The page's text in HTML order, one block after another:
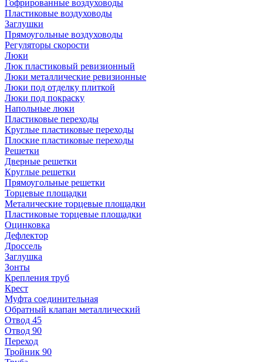
Гофрированные воздуховоды
Пластиковые воздуховоды
Заглушки
Прямоугольные воздуховоды
Регуляторы скорости
Люки
Люк пластиковый ревизионный
Люки металлические ревизионные
Люки под отделку плиткой
Люки под покраску
Напольные люки
Пластиковые переходы
Круглые пластиковые переходы
Плоские пластиковые переходы
Решетки
Дверные решетки
Круглые решетки
Прямоугольные решетки
Торцевые площадки
Металические торцевые площадки
Пластиковые торцевые площадки
Оцинковка
Дефлектор
Дроссель
Заглушка
Зонты
Крепления труб
Крест
Муфта соединительная
Обратный клапан металлический
Отвод 45
Отвод 90
Переход
Тройник 90